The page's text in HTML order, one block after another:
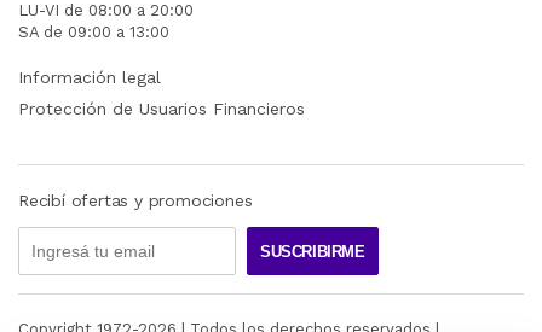
LU-VI de 08:00 a 20:00
SA de 09:00 a 13:00
Información legal
Protección de Usuarios Financieros
Recibí ofertas y promociones
SUSCRIBIRME